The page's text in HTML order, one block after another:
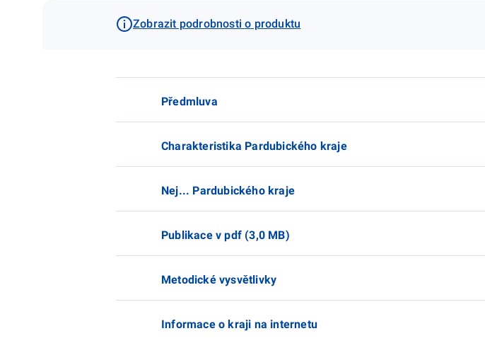
Zobrazit podrobnosti o produktu
Předmluva
Charakteristika Pardubického kraje
Nej... Pardubického kraje
Publikace v pdf (3,0 MB)
Metodické vysvětlivky
Informace o kraji na internetu